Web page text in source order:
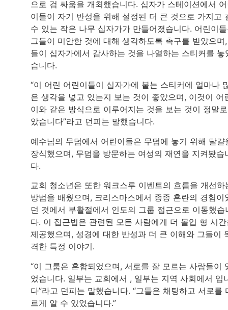
으로 검 싸움을 개최했습니다. 십자가 스테이션에서
이들이 자기 반성을 위해 설정된 더 큰 것으로 가지고
수 있는 작은 나무 십자가가 만들어졌습니다. 어린이
그들이 미안한 것에 대해 생각하도록 촉구를 받았으며
들이 십자가에서 감사하는 것을 나열하는 스티커를 놓
습니다.
“이 어린 어린이들이 십자가에 붙는 스티커에 얼마나
은 생각을 넣고 있는지 보는 것이 좋았으며, 이것이 어
이와 같은 방식으로 이루어지는 것을 보는 것이 정말
았습니다”라고 던피는 말했습니다.
예수님의 무덤에서 어린이들은 무덤에 놓기 위해 달걀
장식했으며, 무덤을 방문하는 여성의 재연을 지켜봤습
다.
교회 청소년은 또한 워크스루 이벤트의 흐름을 개선하
방법을 배웠으며, 크리스마스에서 종종 혼란의 경험이
던 것에서 부활절에서 인도의 그룹 접근으로 이동했습
다. 이 접근법은 관련된 모든 사람에게 더 몰입 형 시
제공했으며, 성경에 대한 반성과 더 큰 이해와 그들이
격한 특정 이야기.
“이 그룹은 혼합되었으며, 서로를 잘 모르는 사람들이
었습니다. 일부는 교회에서 , 일부는 지역 사회에서 입
다”라고 던피는 말했습니다. “그들은 채팅하고 서로를
르게 알 수 있었습니다.”